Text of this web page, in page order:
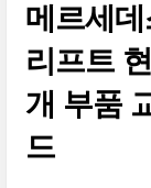
메르세
리프트
개 부품
드